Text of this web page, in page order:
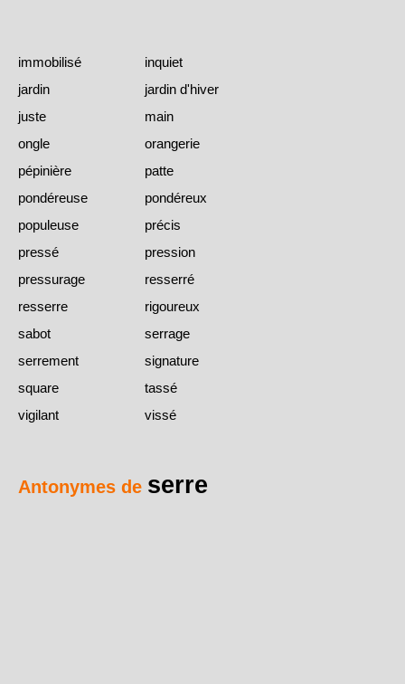
immobilisé
inquiet
jardin
jardin d'hiver
juste
main
ongle
orangerie
pépinière
patte
pondéreuse
pondéreux
populeuse
précis
pressé
pression
pressurage
resserré
resserre
rigoureux
sabot
serrage
serrement
signature
square
tassé
vigilant
vissé
Antonymes de serre